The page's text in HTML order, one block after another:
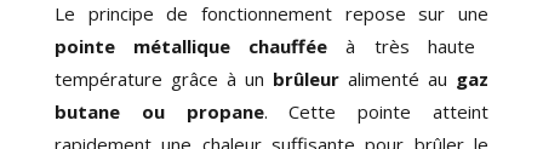
Le principe de fonctionnement repose sur une
pointe métallique chauffée à très haute
température grâce à un brûleur alimenté au gaz
butane ou propane. Cette pointe atteint